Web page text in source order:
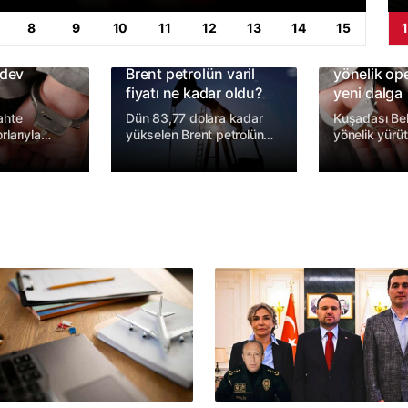
8 9 10 11 12 13 14 15 1
göstererek
işlemleri
örgütüne
edildi.
Brent petrolün varil
fiyatı ne kadar oldu?
Dün 83,77 dolara kadar
yükselen Brent petrolün
ekim vadeli varil fiyatı,
yönelik
yeni dalga
Kuşadası
yönelik
soruşturma
ikinci